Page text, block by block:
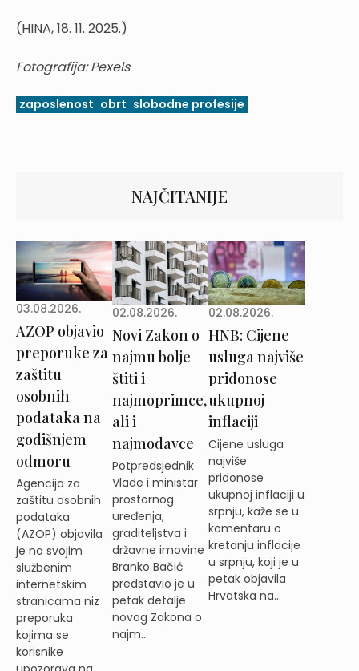
(HINA, 18. 11. 2025.)
Fotografija: Pexels
zaposlenost obrt slobodne profesije
NAJČITANIJE
03.08.2026.
AZOP objavio
preporuke za
zaštitu
osobnih
podataka na
godišnjem
odmoru
Agencija za
zaštitu osobnih
podataka
(AZOP) objavila
je na svojim
službenim
internetskim
stranicama niz
preporuka
kojima se
korisnike
02.08.2026.
Novi Zakon o
najmu bolje
štiti i
najmoprimce,
ali i
najmodavce
Potpredsjednik
Vlade i ministar
prostornog
uređenja,
graditeljstva i
državne imovine
Branko Bačić
predstavio je u
petak detalje
novog Zakona o
najm...
02.08.2026.
HNB: Cijene
usluga najviše
pridonose
ukupnoj
inflaciji
Cijene usluga
najviše
pridonose
ukupnoj inflaciji u
srpnju, kaže se u
komentaru o
kretanju inflacije
u srpnju, koji je u
petak objavila
Hrvatska na...